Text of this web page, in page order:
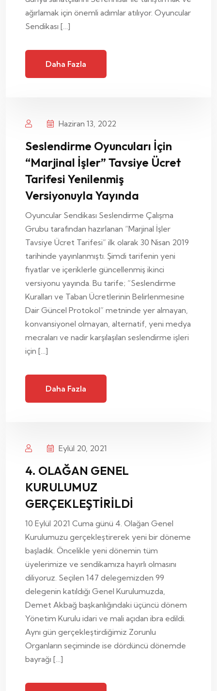
ağırlamak için önemli adımlar atılıyor. Oyuncular
Sendikası […]
Daha Fazla
Haziran 13, 2022
Seslendirme Oyuncuları İçin
“Marjinal İşler” Tavsiye Ücret
Tarifesi Yenilenmiş
Versiyonuyla Yayında
Oyuncular Sendikası Seslendirme Çalışma
Grubu tarafından hazırlanan “Marjinal İşler
Tavsiye Ücret Tarifesi” ilk olarak 30 Nisan 2019
tarihinde yayınlanmıştı. Şimdi tarifenin yeni
fiyatlar ve içeriklerle güncellenmiş ikinci
versiyonu yayında. Bu tarife; “Seslendirme
Kuralları ve Taban Ücretlerinin Belirlenmesine
Dair Güncel Protokol” metninde yer almayan,
konvansiyonel olmayan, alternatif, yeni medya
mecraları ve nadir karşılaşılan seslendirme işleri
için […]
Daha Fazla
Eylül 20, 2021
4. OLAĞAN GENEL
KURULUMUZ
GERÇEKLEŞTİRİLDİ
10 Eylül 2021 Cuma günü 4. Olağan Genel
Kurulumuzu gerçekleştirerek yeni bir döneme
başladık. Öncelikle yeni dönemin tüm
üyelerimize ve sendikamıza hayırlı olmasını
diliyoruz. Seçilen 147 delegemizden 99
delegenin katıldığı Genel Kurulumuzda,
Demet Akbağ başkanlığındaki üçüncü dönem
Yönetim Kurulu idari ve mali açıdan ibra edildi.
Aynı gün gerçekleştirdiğimiz Zorunlu
Organların seçiminde ise dördüncü dönemde
bayrağı […]